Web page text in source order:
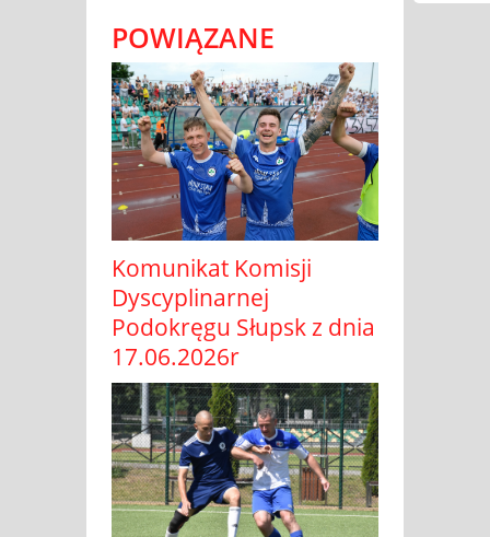
POWIĄZANE
Komunikat Komisji
Dyscyplinarnej
Podokręgu Słupsk z dnia
17.06.2026r